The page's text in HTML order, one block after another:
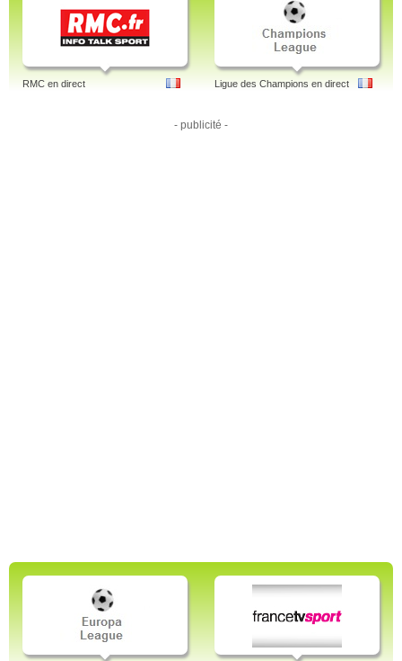
RMC en direct Ligue des Champions en direct
- publicité -